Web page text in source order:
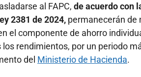
al FAPC, de acuerdo con
2381 de 2024, permanecerán de
el componente de ahorro
rendimientos, por un periodo
del Ministerio de Hacienda.